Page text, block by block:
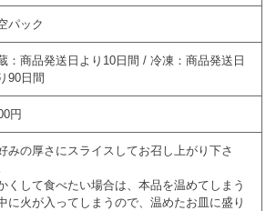
パック
：商品発送日より10日間 / 冷凍：商品発送日
90日間
円
みの厚さにスライスしてお召し上がり下さ
くして食べたい場合は、本品を温めてしまう
に火が入ってしまうので、温めたお皿に盛り